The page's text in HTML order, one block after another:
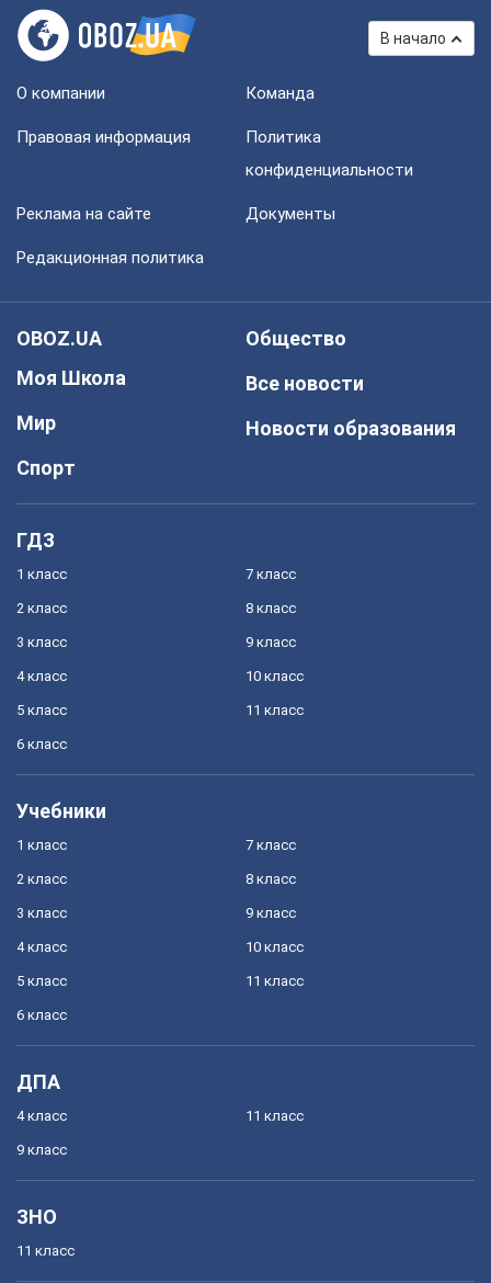
В начало
О компании Команда
Правовая информация
Политика
конфиденциальности
Реклама на сайте Документы
Редакционная политика
OBOZ.UA
Моя Школа
Мир
Спорт
Общество
Все новости
Новости образования
ГДЗ
1 класс
2 класс
3 класс
4 класс
5 класс
6 класс
7 класс
8 класс
9 класс
10 класс
11 класс
Учебники
1 класс
2 класс
3 класс
4 класс
5 класс
6 класс
7 класс
8 класс
9 класс
10 класс
11 класс
ДПА
4 класс
9 класс
11 класс
ЗНО
11 класс